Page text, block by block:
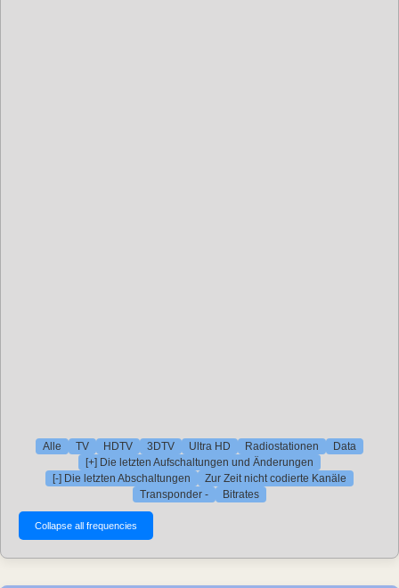
Alle TV HDTV 3DTV Ultra HD Radiostationen
Data
[+] Die letzten Aufschaltungen und Änderungen
[-] Die letzten Abschaltungen
Zur Zeit nicht codierte Kanäle
Transponder -
Bitrates